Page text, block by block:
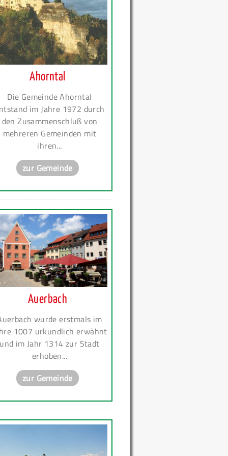
Ahorntal
Die Gemeinde Ahorntal
im Jahre 1972 durch
den Zusammenschluß von
mehreren Gemeinden mit
ihren...
zur Gemeinde
Auerbach
wurde erstmals im
1007 urkundlich erwähnt
und im Jahr 1314 zur Stadt
erhoben...
zur Gemeinde